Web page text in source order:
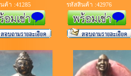
ค้า :41285
รหัสสินค้า :42976